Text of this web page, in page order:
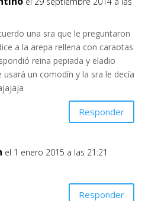
una sra que le preguntaron
a la arepa rellena con caraotas
reina pepiada y eladio
un comodín y la sra le decía
Responder
el 1 enero 2015 a las 21:21
Responder